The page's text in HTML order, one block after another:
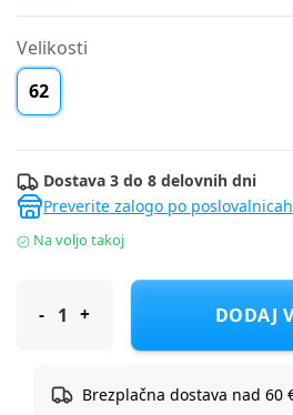
Velikosti
62
Dostava 3 do 8 delovnih dni
Preverite zalogo po poslovalnicah
Na voljo takoj
Cool Club kopalke enodelne
DODAJ
Brezplačna dostava nad 60